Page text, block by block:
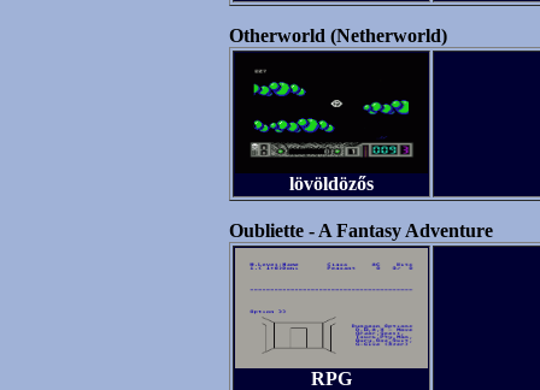
Otherworld (Netherworld)
lövöldözős
Oubliette - A Fantasy Adventure
RPG